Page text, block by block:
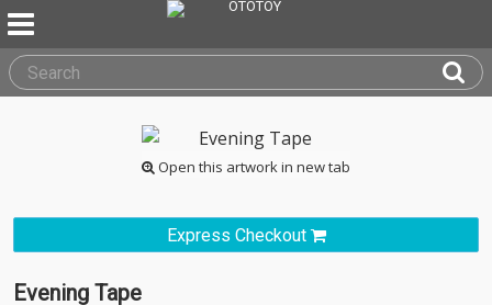
Open this artwork in new tab
Express Checkout
Evening Tape